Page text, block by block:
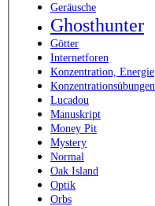
Geräusche
Ghosthunter
Götter
Internetforen
Konzentration, Energie
Konzentrationsübungen
Lucadou
Manuskript
Money Pit
Mystery
Normal
Oak Island
Optik
Orbs